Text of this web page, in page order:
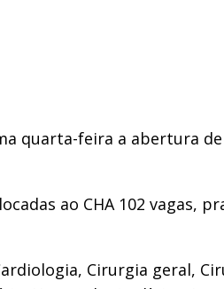
quarta-feira a abertura de
ao CHA 102 vagas,
Cirurgia geral,